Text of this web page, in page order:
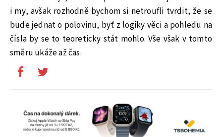
i my, avšak rozhodně bychom si netroufli tvrdit, že se
bude jednat o polovinu, byť z logiky věci a pohledu na
čísla by se to teoreticky stát mohlo. Vše však v tomto
směru ukáže až čas.